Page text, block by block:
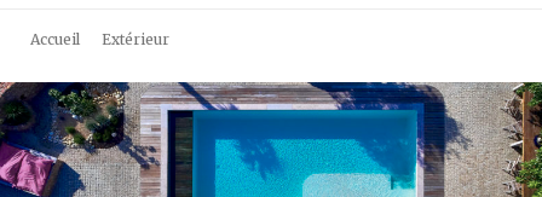
Accueil Extérieur